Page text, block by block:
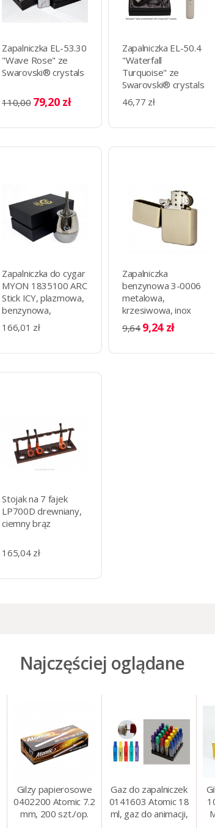
Zapalniczka EL-53.30
"Wave Rose" ze
Swarovski® crystals
110,00 79,20 zł
Zapalniczka EL-50.4
"Waterfall
Turquoise" ze
Swarovski® crystals
46,77 zł
Zapalniczka do cygar
MYON 1835100 ARC
Stick ICY, plazmowa,
benzynowa,
gabinetowa, wieczna
zapałka
166,01 zł
Zapalniczka
benzynowa 3-0006
metalowa,
krzesiwowa, inox
9,64 9,24 zł
Stojak na 7 fajek
LP700D drewniany,
ciemny brąz
165,04 zł
Najczęściej oglądane
Gilzy papierosowe
0402200 Atomic 7.2
mm, 200 szt./op.
Gaz do zapalniczek
0141603 Atomic 18
ml, gaz do animacji,